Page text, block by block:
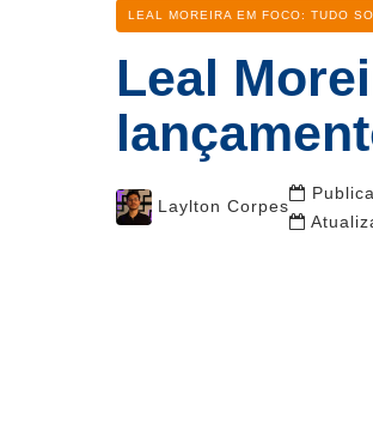
Categoria
LEAL MOREIRA EM FOCO: TUDO
Leal
Post
author
Laylton Corpes